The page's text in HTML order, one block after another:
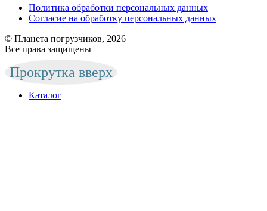
Политика обработки персональных данных
Согласие на обработку персональных данных
© Планета погрузчиков, 2026
Все права защищены
Прокрутка вверх
Каталог